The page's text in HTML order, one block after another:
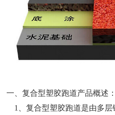
一、复合型塑胶跑道产品概述：
1、复合型塑胶跑道是由多层